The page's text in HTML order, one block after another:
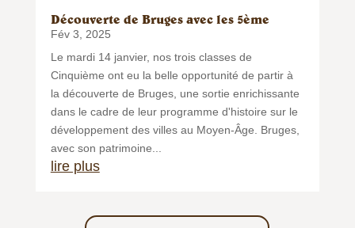
Découverte de Bruges avec les 5ème
Fév 3, 2025
Le mardi 14 janvier, nos trois classes de
Cinquième ont eu la belle opportunité de partir à
la découverte de Bruges, une sortie enrichissante
dans le cadre de leur programme d'histoire sur le
développement des villes au Moyen-Âge. Bruges,
avec son patrimoine...
lire plus